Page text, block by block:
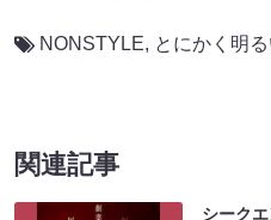
NONSTYLE, とにかく明
関連記事
シーク